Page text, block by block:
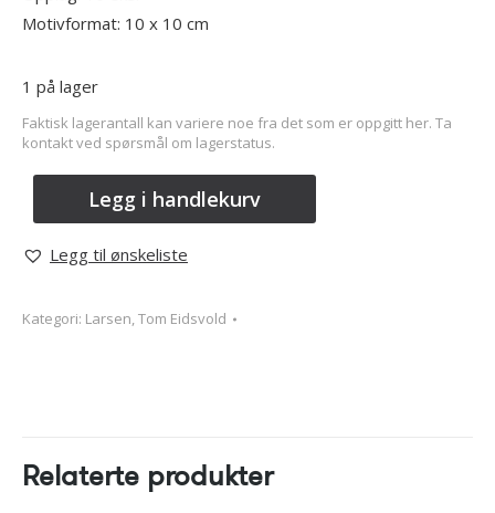
Motivformat: 10 x 10 cm
1 på lager
Faktisk lagerantall kan variere noe fra det som er oppgitt her. Ta
kontakt ved spørsmål om lagerstatus.
Legg i handlekurv
Legg til ønskeliste
Kategori: Larsen, Tom Eidsvold
Relaterte produkter